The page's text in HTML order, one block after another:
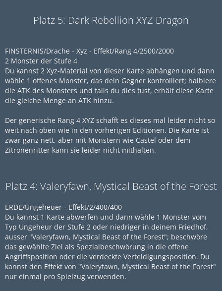
Platz 5: Dark Rebellion XYZ Dragon
FINSTERNIS/Drache - Xyz - Effekt/Rang 4/2500/2000
2 Monster der Stufe 4
Du kannst 2 Xyz-Material von dieser Karte abhängen und dann
wähle 1 offenes Monster, das dein Gegner kontrolliert; halbiere
die ATK des Monsters und falls du dies tust, erhält diese Karte
die gleiche Menge an ATK hinzu.
Der generische Rang 4 XYZ schafft es dieses mal leider nicht so
weit nach oben wie in den vorherigen Editionen. Die Karte ist
zwar ganz nett, aber mit Monstern wie Castel oder dem
Zitronenritter kann sie leider nicht mithalten.
Platz 4: Valeryfawn, Mystical Beast of the Forest
ERDE/Ungeheuer - Effekt/2/400/400
Du kannst 1 Karte abwerfen und dann wähle 1 Monster vom
Typ Ungeheur der Stufe 2 oder niedriger in deinem Friedhof,
ausser "Valeryfawn, Mystical Beast of the Forest"; beschwöre
das gewählte Ziel als Spezialbeschwörung in die offene
Angriffsposition oder die verdeckte Verteidigungsposition. Du
kannst den Effekt von "Valeryfawn, Mystical Beast of the Forest"
nur einmal pro Spielzug verwenden.